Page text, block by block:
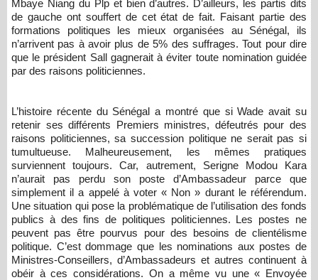
Mbaye Niang du Plp et bien d’autres. D’ailleurs, les partis dits
de gauche ont souffert de cet état de fait. Faisant partie des
formations politiques les mieux organisées au Sénégal, ils
n’arrivent pas à avoir plus de 5% des suffrages. Tout pour dire
que le président Sall gagnerait à éviter toute nomination guidée
par des raisons politiciennes.
L’histoire récente du Sénégal a montré que si Wade avait su
retenir ses différents Premiers ministres, défeutrés pour des
raisons politiciennes, sa succession politique ne serait pas si
tumultueuse. Malheureusement, les mêmes pratiques
surviennent toujours. Car, autrement, Serigne Modou Kara
n’aurait pas perdu son poste d’Ambassadeur parce que
simplement il a appelé à voter « Non » durant le référendum.
Une situation qui pose la problématique de l’utilisation des fonds
publics à des fins de politiques politiciennes. Les postes ne
peuvent pas être pourvus pour des besoins de clientélisme
politique. C’est dommage que les nominations aux postes de
Ministres-Conseillers, d’Ambassadeurs et autres continuent à
obéir à ces considérations. On a même vu une « Envoyée